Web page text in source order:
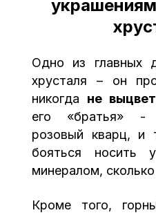
Одно из главных
хрусталя – он
никогда не
его «братья» -
розовый кварц,
бояться носить
минералом,
Кроме того,